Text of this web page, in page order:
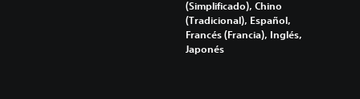
(Simplificado), Chino
(Tradicional), Español,
Francés (Francia), Inglés,
Japonés